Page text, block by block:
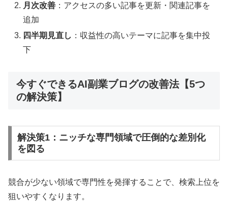
月次改善 ：アクセスの多い記事を更新・関連記事を
追加
四半期見直し ：収益性の高いテーマに記事を集中投
下
今すぐできるAI副業ブログの改善法【5つ
の解決策】
解決策1：ニッチな専門領域で圧倒的な差別化
を図る
競合が少ない領域で専門性を発揮することで、検索上位を
狙いやすくなります。